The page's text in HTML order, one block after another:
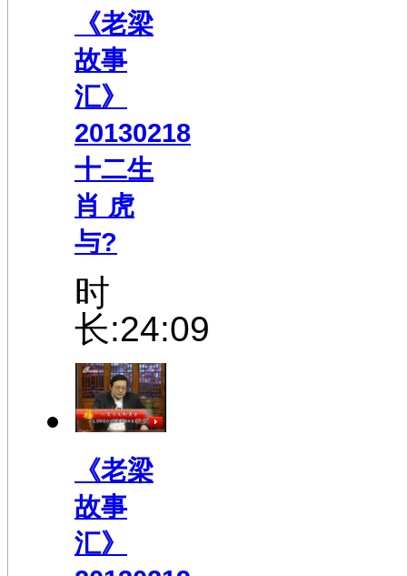
《老梁
故事
汇》
20130218
十二生
肖 虎
与?
时
长:24:09
《老梁
故事
汇》